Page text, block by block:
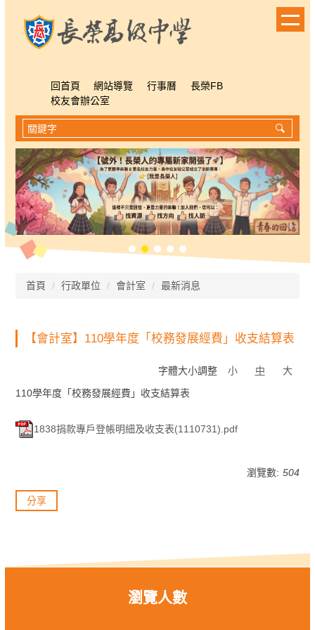
回首頁 網站導覽 行事曆
長榮FB
校友會辦公室
首頁 行政單位 會計室 最新消息
【會計室】110學年度「校務發展經費」收支結算表
字體大小調整 小 中
大
110學年度「校務發展經費」收支結算表
1838捐款專戶登帳明細及收支表(1110731).pdf
瀏覽數: 504
分享
瀏覽人數